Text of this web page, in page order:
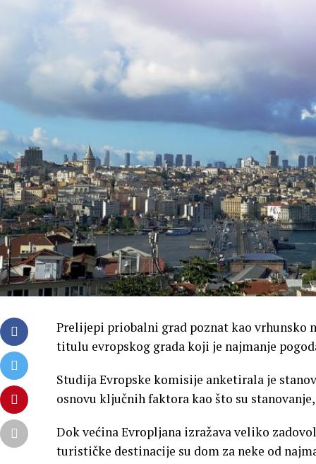
Prelijepi priobalni grad poznat kao vrhunsko
titulu evropskog grada koji je najmanje
Studija Evropske komisije anketirala je
osnovu ključnih faktora kao što su
Dok većina Evropljana izražava veliko
turističke destinacije su dom za neke od